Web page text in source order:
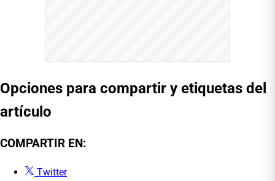
Opciones para compartir y etiquetas del
artículo
COMPARTIR EN:
Twitter